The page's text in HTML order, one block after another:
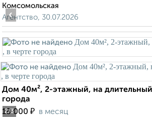
Комсомольская
Агентство, 30.07.2026
2/3
‹
Дом 40м², 2-этажный, на
города
18 000 ₽ в месяц